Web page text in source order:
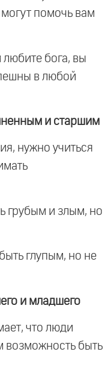
помочь вам
любите бога, вы
в любой
и старшим
нужно учиться
грубым и злым, но
глупым, но не
и младшего
что люди
возможность быть